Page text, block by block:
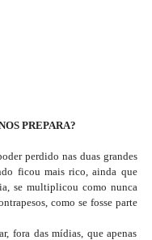
PREPARA?
perdido nas duas grandes
ficou mais rico, ainda que
se multiplicou como nunca
como se fosse parte
fora das mídias, que apenas